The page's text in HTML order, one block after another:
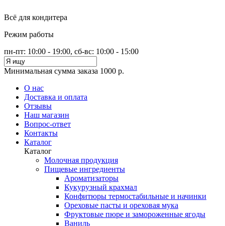
Всё для кондитера
Режим работы
пн-пт: 10:00 - 19:00, сб-вс: 10:00 - 15:00
Минимальная сумма заказа 1000 р.
О нас
Доставка и оплата
Отзывы
Наш магазин
Вопрос-ответ
Контакты
Каталог
Каталог
Молочная продукция
Пищевые ингредиенты
Ароматизаторы
Кукурузный крахмал
Конфитюры термостабильные и начинки
Ореховые пасты и ореховая мука
Фруктовые пюре и замороженные ягоды
Ваниль